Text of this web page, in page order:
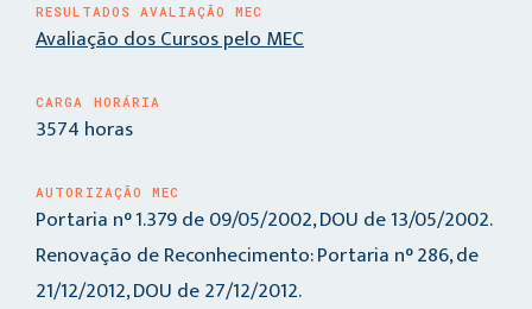
RESULTADOS AVALIAÇÃO MEC
Avaliação dos Cursos pelo MEC
CARGA HORÁRIA
3574 horas
AUTORIZAÇÃO MEC
Portaria n° 1.379 de 09/05/2002, DOU de 13/05/2002.
Renovação de Reconhecimento: Portaria n° 286, de
21/12/2012, DOU de 27/12/2012.